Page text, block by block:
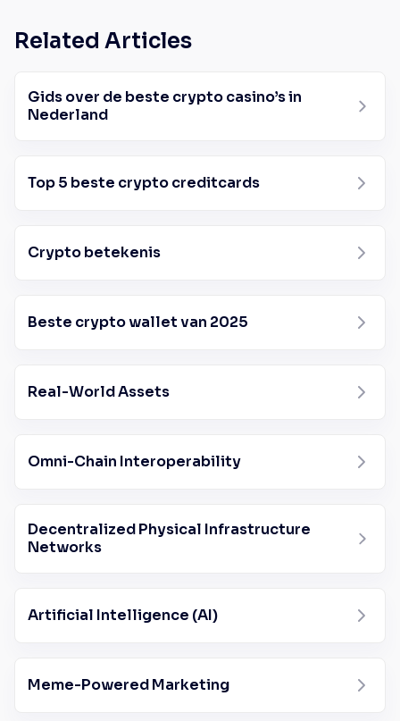
Related Articles
Gids over de beste crypto casino’s in
Nederland
Top 5 beste crypto creditcards
Crypto betekenis
Beste crypto wallet van 2025
Real-World Assets
Omni-Chain Interoperability
Decentralized Physical Infrastructure
Networks
Artificial Intelligence (AI)
Meme-Powered Marketing